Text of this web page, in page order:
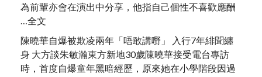
為前輩亦會在演出中分享，他指自己個性不喜歡應酬
…全文
陳曉華自爆被欺凌兩年「唔敢講嘢」 入行7年緋聞纏
身 大方談朱敏瀚東方新地30歲陳曉華接受電台專訪
時，首度自爆童年黑暗經歷，原來她在小學階段因過